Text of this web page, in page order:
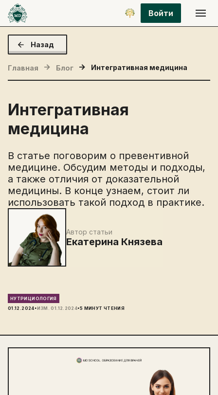
Войти
Назад
Главная Блог Интегративная медицина
Интегративная
медицина
В статье поговорим о превентивной
медицине. Обсудим методы и подходы,
а также отличия от доказательной
медицины. В конце узнаем, стоит ли
использовать такой подход в практике.
Автор статьи
Екатерина Князева
НУТРИЦИОЛОГИЯ
01.12.2024·ИЗМ.01.12.2024·5 МИНУТ ЧТЕНИЯ